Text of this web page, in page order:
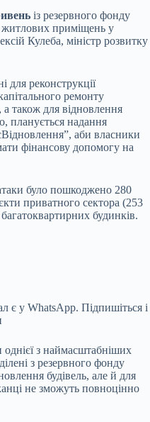
із резервного фонду
житлових приміщень у
Кулеба, міністр розвитку
для реконструкції
ремонту
також для відновлення
планується надання
аби власники
фінансову допомогу на
було пошкоджено 280
приватного сектора (253
будинків.
є у WhatsApp. Підпишіться і
з наймасштабніших
з резервного фонду
будівель, але й для
не зможуть повноцінно